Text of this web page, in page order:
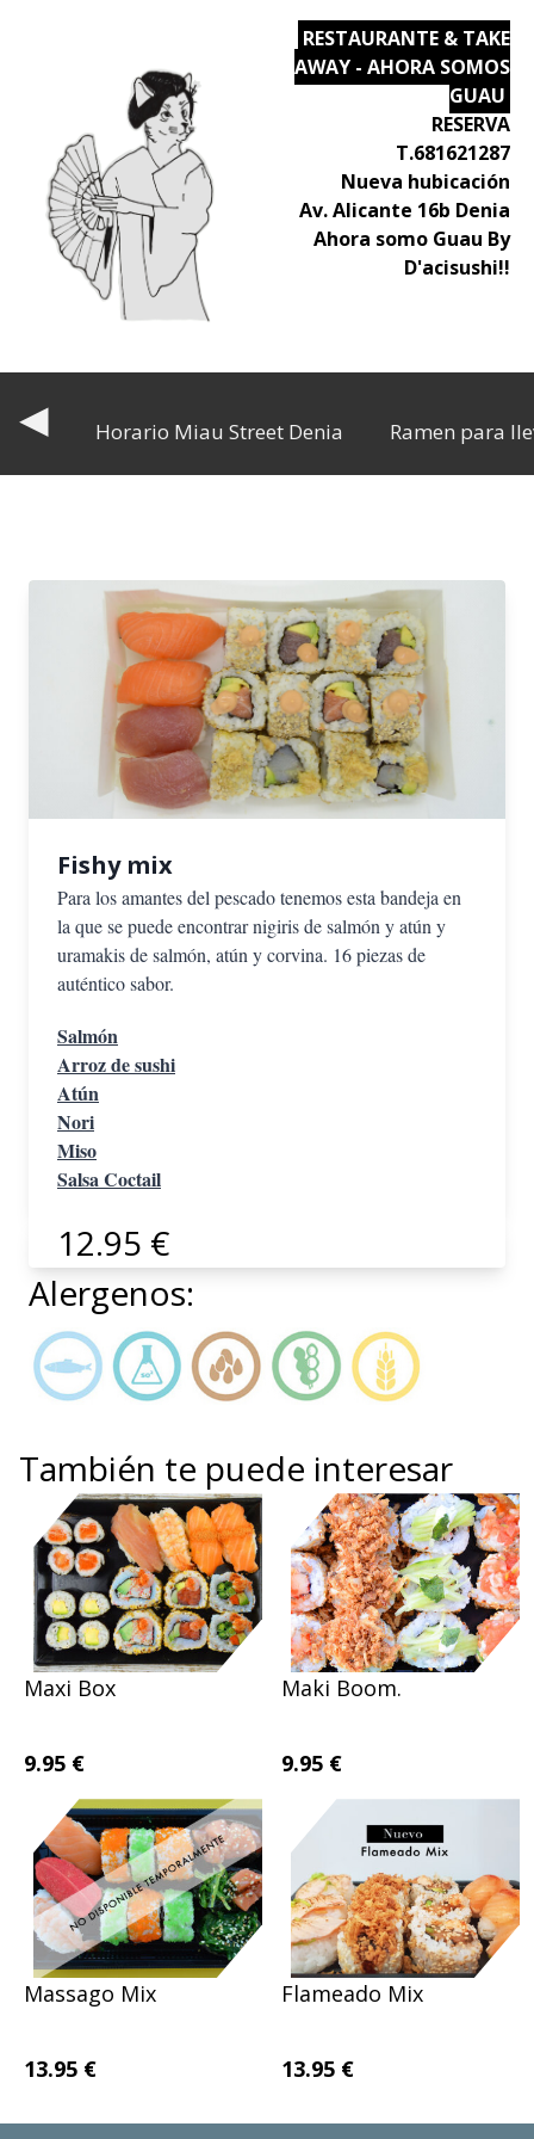
RESTAURANTE & TAKE
AWAY - AHORA SOMOS
GUAU
RESERVA
T.681621287
Nueva hubicación
Av. Alicante 16b Denia
Ahora somo Guau By
D'acisushi!!
◀ Horario Miau Street Denia Ramen para
Fishy mix
Para los amantes del pescado tenemos esta bandeja en
la que se puede encontrar nigiris de salmón y atún y
uramakis de salmón, atún y corvina. 16 piezas de
auténtico sabor.
Salmón
Arroz de sushi
Atún
Nori
Miso
Salsa Coctail
12.95 €
Alergenos:
También te puede interesar
Maxi Box
9.95 €
Maki Boom.
9.95 €
Massago Mix
13.95 €
Flameado Mix
13.95 €